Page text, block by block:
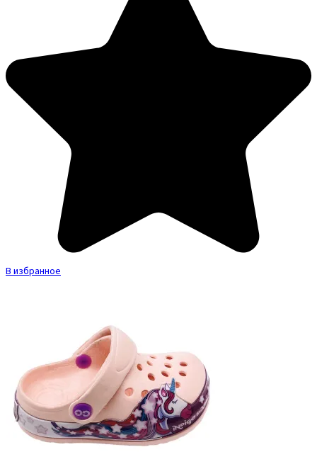
В избранное